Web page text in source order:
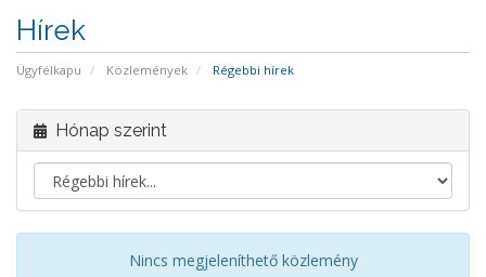
Hírek
Ügyfélkapu Közlemények Régebbi hírek
Hónap szerint
Nincs megjeleníthető közlemény